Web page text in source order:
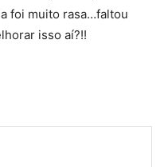
foi muito rasa…faltou
isso aí?!!